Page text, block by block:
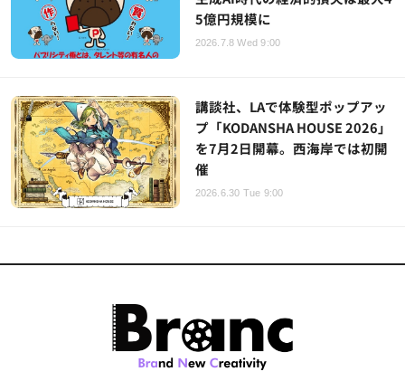
5億円規模に
2026.7.8 Wed 9:00
講談社、LAで体験型ポップアッ
プ「KODANSHA HOUSE 2026」
を7月2日開幕。西海岸では初開
催
2026.6.30 Tue 9:00